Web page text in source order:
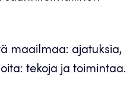
maailmaa: ajatuksia,
tekoja ja toimintaa.